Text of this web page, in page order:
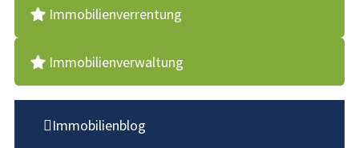
Immobilienverrentung
Immobilienverwaltung
Immobilienblog